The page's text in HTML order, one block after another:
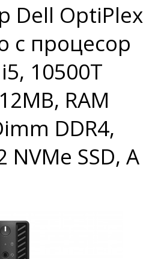
Dell OptiPlex
с процесор
10500T
RAM
DDR4,
NVMe SSD, A